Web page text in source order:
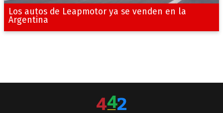
Los autos de Leapmotor ya se venden en la
Argentina